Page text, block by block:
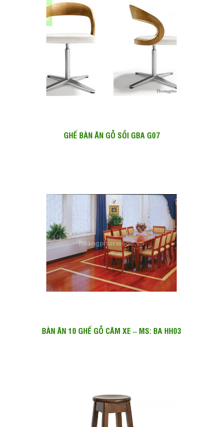
GHẾ BÀN ĂN GỖ SỒI GBA G07
BÀN ĂN 10 GHẾ GỖ CĂM XE – MS: BA HH03